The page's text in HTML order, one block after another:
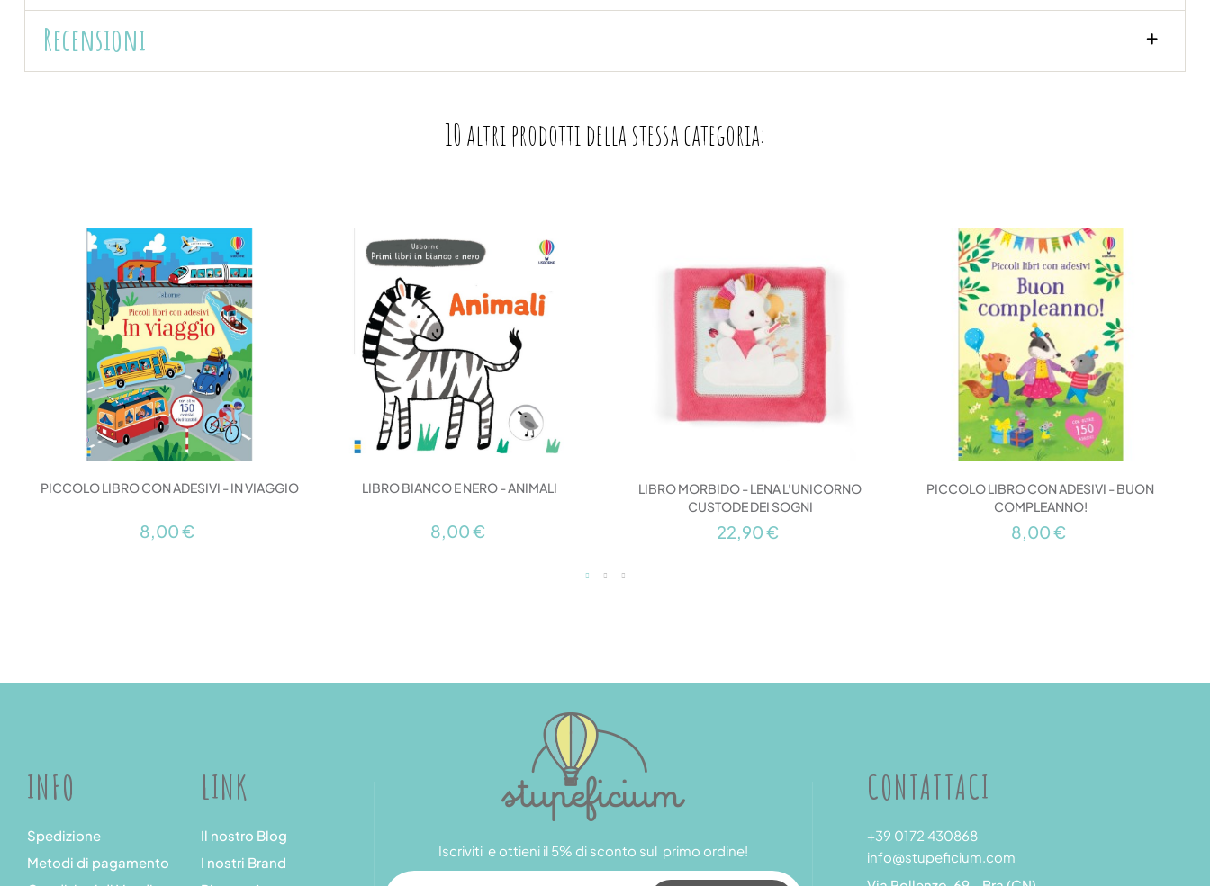
Recensioni
10 altri prodotti della stessa categoria:
PICCOLO LIBRO CON ADESIVI - IN VIAGGIO
8,00 €
LIBRO BIANCO E NERO - ANIMALI
8,00 €
LIBRO MORBIDO - LENA L'UNICORNO
CUSTODE DEI SOGNI
22,90 €
PICCOLO LIBRO CON ADESIVI - BUON
COMPLEANNO!
8,00 €
INFO
Spedizione
Metodi di pagamento
LINK
Il nostro Blog
I nostri Brand
Iscriviti e ottieni il 5% di sconto sul primo ordine!
CONTATTACI
+39 0172 430868
info@stupeficium.com